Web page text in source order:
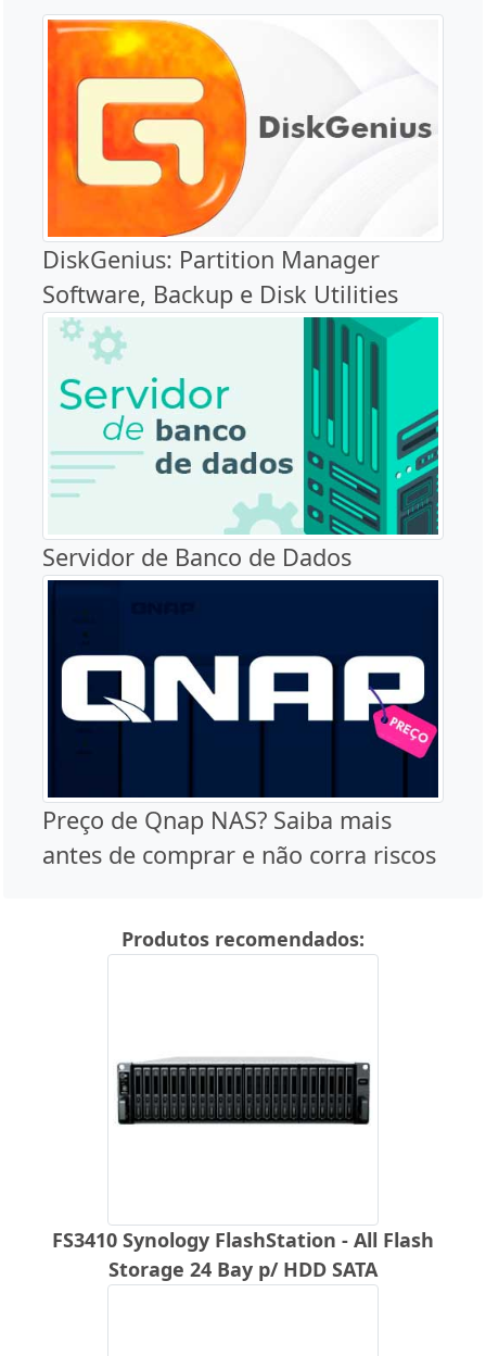
DiskGenius: Partition Manager
Software, Backup e Disk Utilities
Servidor de Banco de Dados
Preço de Qnap NAS? Saiba mais
antes de comprar e não corra riscos
Produtos recomendados:
FS3410 Synology FlashStation - All Flash
Storage 24 Bay p/ HDD SATA